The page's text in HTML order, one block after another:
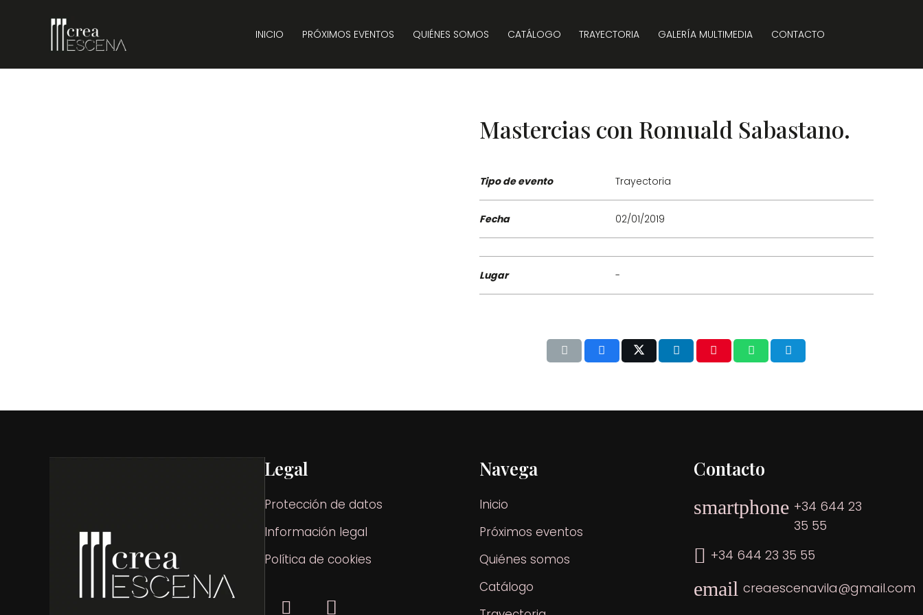
INICIO PRÓXIMOS EVENTOS QUIÉNES SOMOS CATÁLOGO TRAYECTORIA GALERÍA MULTIMEDIA CONTACTO
Mastercias con Romuald Sabastano.
Tipo de evento Trayectoria
Fecha 02/01/2019
Lugar -
Legal
Protección de datos
Información legal
Política de cookies
Navega
Inicio
Próximos eventos
Quiénes somos
Catálogo
Contacto
smartphone +34 644 23
35 55
+34 644 23 35 55
email creaescenavila@gmail.com